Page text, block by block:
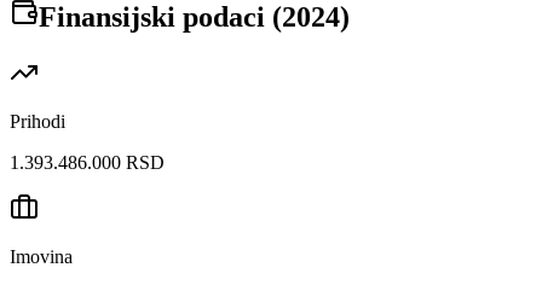
Finansijski podaci (2024)
Prihodi
1.393.486.000 RSD
Imovina